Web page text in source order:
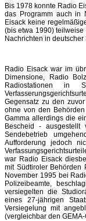
Bis 1978 konnte Radio
das Programm auch in
Eisack keine
(bis etwa 1990)
Nachrichten in
Radio Eisack war im
Dimensione, Radio
Radiostationen in
Gegensatz zu den
ohne von den
Gamma allerdings die
Bescheid -
Sendebetrieb
Aufforderung jedoch
war Radio Eisack
mit Südtiroler Behörden
November 1995 bei
Polizeibeamte,
versiegelten die
eines 27-jährigen
Versiegelung mit
(vergleichbar den